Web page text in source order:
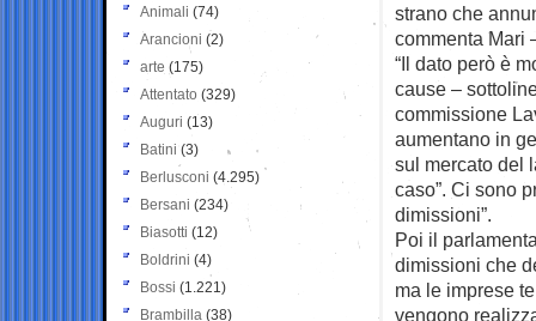
strano che
commenta Mari
“Il dato però è
cause –
commissione
aumentano in
sul mercato del
caso”. Ci sono
dimissioni”.
Poi il
dimissioni che
ma le imprese
vengono
Animali (74)
Arancioni (2)
arte (175)
Attentato (329)
Auguri (13)
Batini (3)
Berlusconi (4.295)
Bersani (234)
Biasotti (12)
Boldrini (4)
Bossi (1.221)
Brambilla (38)